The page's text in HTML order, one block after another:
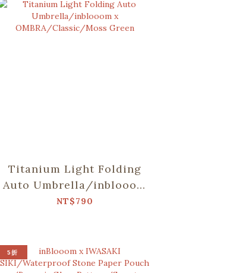
Titanium Light Folding
Auto Umbrella/inblooom
x OMBRA/Classic/Moss
NT$790
5折